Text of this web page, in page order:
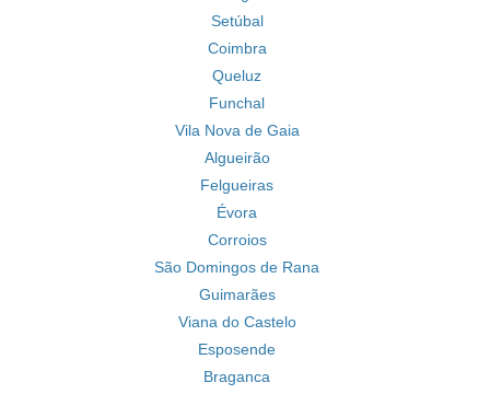
Setúbal
Coimbra
Queluz
Funchal
Vila Nova de Gaia
Algueirão
Felgueiras
Évora
Corroios
São Domingos de Rana
Guimarães
Viana do Castelo
Esposende
Braganca